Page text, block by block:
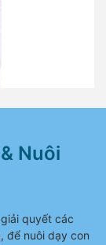
Nuôi
quyết các
để nuôi dạy con